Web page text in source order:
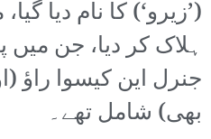
ہلاک کر دیا، جن
جنرل این کیسوا
بھی) شامل تھے۔